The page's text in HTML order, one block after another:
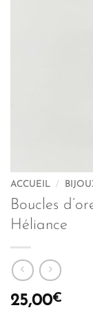
ACCUEIL /
Boucles
Héliance
25,00€